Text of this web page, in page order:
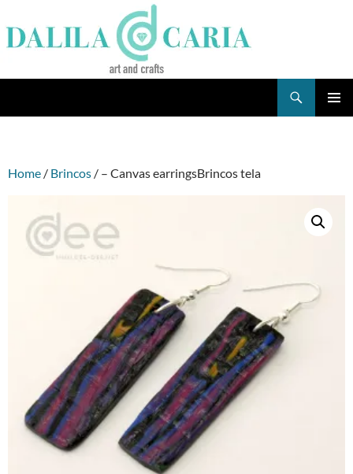
to
content
Home / Brincos / – Canvas earringsBrincos tela